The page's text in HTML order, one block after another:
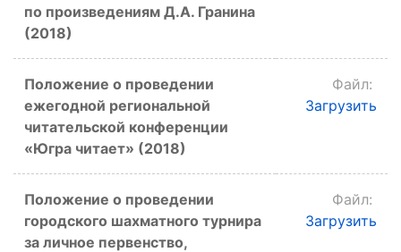
по произведениям Д.А. Гранина
(2018)
Положение о проведении
ежегодной региональной
читательской конференции
«Югра читает» (2018)
Файл:
Загрузить
Положение о проведении
городского шахматного турнира
за личное первенство,
Файл:
Загрузить